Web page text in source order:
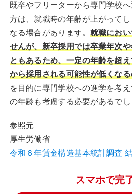
既卒やフリーターから専門学校
方は、就職時の年齢が上がって
なる場合があります。 就職にお
せんが、新卒採用では卒業年次
ともあるため、一定の年齢を超
から採用される可能性が低くな
を目的に専門学校への進学を考
の年齢も考慮する必要があるでし
参照元
厚生労働省
令和６年賃金構造基本統計調査
スマホで完